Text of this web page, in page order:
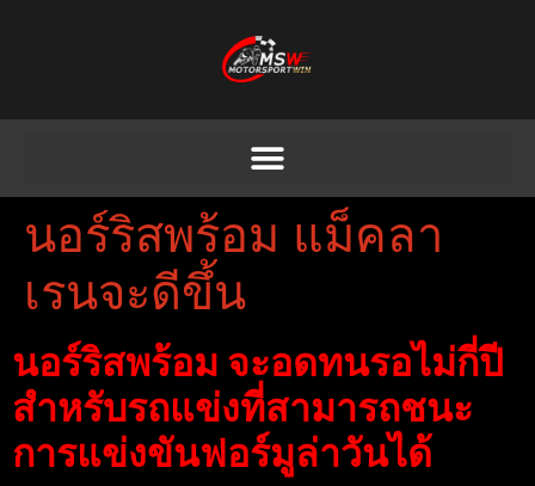
นอร์ริสพร้อม แม็คลา
เรนจะดีขึ้น
นอร์ริสพร้อม จะอดทนรอไม่กี่ปี
สำหรับรถแข่งที่สามารถชนะ
การแข่งขันฟอร์มูล่าวันได้